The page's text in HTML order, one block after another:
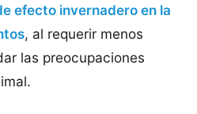
efecto invernadero en la
, al requerir menos
las preocupaciones